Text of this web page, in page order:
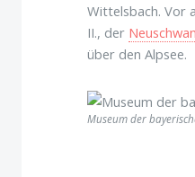
Wittelsbach. Vor
II., der
über den Alpsee.
Museum der